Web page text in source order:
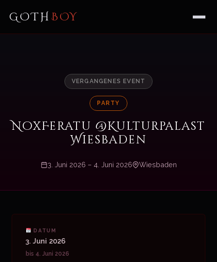
GOTH BOY
VERGANGENES EVENT
PARTY
NoxFeratu @Kulturpalast
Wiesbaden
3. Juni 2026 – 4. Juni 2026 Wiesbaden
DATUM
3. Juni 2026
bis 4. Juni 2026